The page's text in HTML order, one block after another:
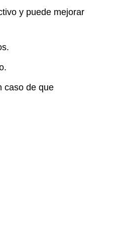
y puede mejorar
caso de que